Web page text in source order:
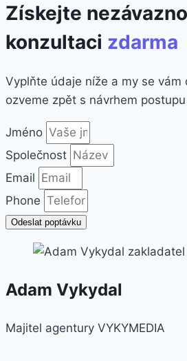
Získejte
konzultaci zdarma
Vyplňte údaje níže a my se vám
ozveme zpět s návrhem
Jméno
Společnost
Email
Phone
Odeslat poptávku
Adam Vykydal
Majitel agentury VYKYMEDIA